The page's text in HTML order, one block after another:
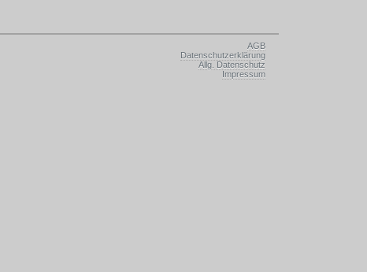
AGB
Datenschutzerklärung
Allg. Datenschutz
Impressum